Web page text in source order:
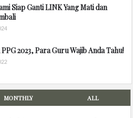
Siap Ganti LINK Yang Mati dan
2023, Para Guru Wajib Anda Tahu!
MONTHLY ALL